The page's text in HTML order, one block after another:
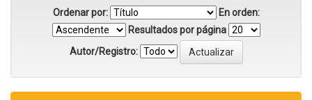
Ordenar por:
En orden:
Resultados por página
Autor/Registro: